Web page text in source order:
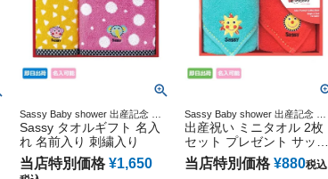
Sassy Baby shower 出産記念 出
産グッズ マタニティ 妊婦ママ 御
出産祝い 妊娠祝い 誕生日祝い ハ
ーフバースデー
Sassy タオルギフト 名入
れ 名前入り 刺繍入り
当店特別価格 ¥1,650
Sassy Baby shower 出産記念 出
産グッズ マタニティ 妊婦ママ 御
出産祝い 妊娠祝い 誕生日祝い ハ
ーフバースデー
出産祝い ミニタオル 2枚
セット プレゼント サッシ
ー ハンカチ ギフトセット
当店特別価格 ¥880税込